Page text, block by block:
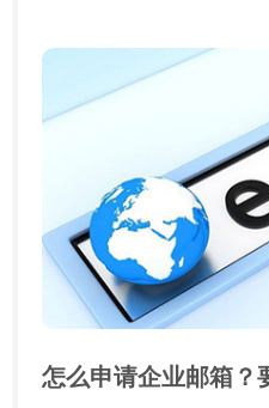
怎么申请企业邮箱？